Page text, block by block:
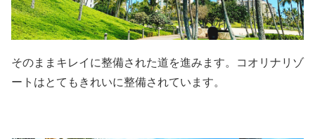
そのままキレイに整備された道を進みます。コオリナリゾ
ートはとてもきれいに整備されています。